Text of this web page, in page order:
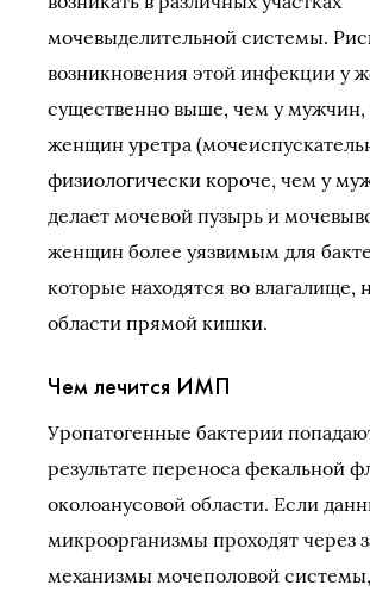
мочевыделительной системы.
возникновения этой инфекции у
существенно выше, чем у мужчин,
женщин уретра
физиологически короче, чем у
делает мочевой пузырь и
женщин более уязвимым для
которые находятся во влагалище,
области прямой кишки.
Чем лечится ИМП
Уропатогенные бактерии
результате переноса фекальной
околоанусовой области. Если
микроорганизмы проходят через
механизмы мочеполовой